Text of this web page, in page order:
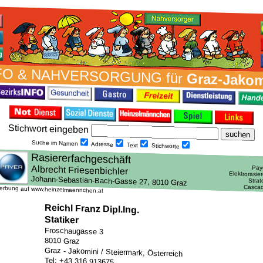
& NAH­VER­SORG­UNG fürGraz-
Stich­wort ein­geben
Suche im Namen Adresse Text Stich­worte
auf www.heinzelmaennchen.at
Reichl Franz Dipl.Ing.
Statiker
Froschaugasse 3
8010 Graz
Graz - Jakomini / Steiermark, Österreich